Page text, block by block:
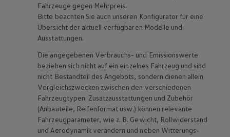
Fahrzeuge gegen Mehrpreis.
Bitte beachten Sie auch unseren Konfigurator für eine
Übersicht der aktuell verfügbaren Modelle und
Ausstattungen.
Die angegebenen Verbrauchs- und Emissionswerte
beziehen sich nicht auf ein einzelnes Fahrzeug und sind
nicht Bestandteil des Angebots, sondern dienen allein
Vergleichszwecken zwischen den verschiedenen
Fahrzeugtypen. Zusatzausstattungen und Zubehör
(Anbauteile, Reifenformat usw.) können relevante
Fahrzeugparameter, wie z. B. Gewicht, Rollwiderstand
und Aerodynamik verändern und neben Witterungs-